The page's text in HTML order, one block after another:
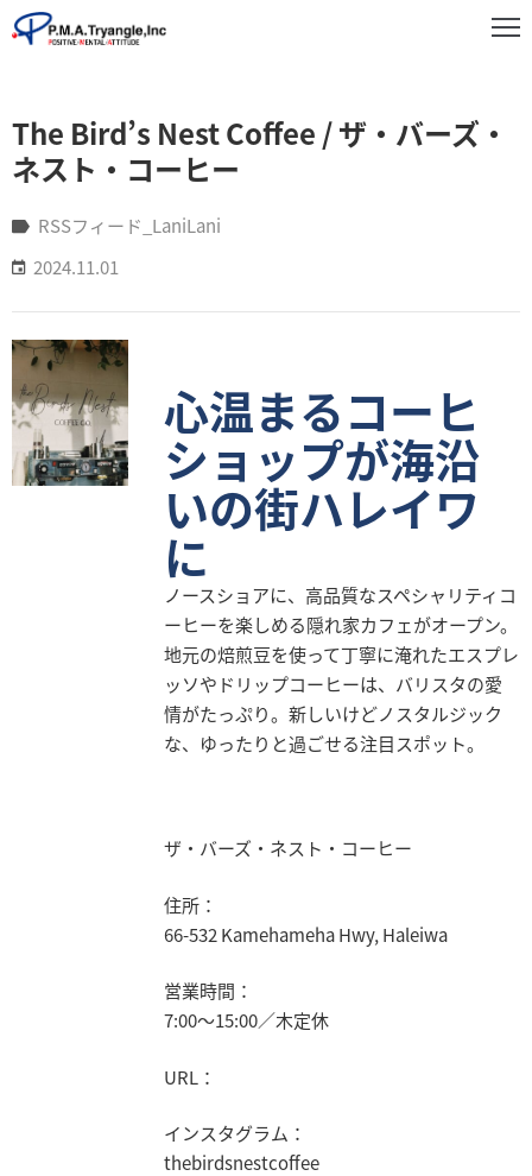
The Bird’s Nest Coffee / ザ・バーズ・
ネスト・コーヒー
RSSフィード_LaniLani
2024.11.01
心温まるコーヒ
ショップが海沿
いの街ハレイワ
に
ノースショアに、高品質なスペシャリティコ
ーヒーを楽しめる隠れ家カフェがオープン。
地元の焙煎豆を使って丁寧に淹れたエスプレ
ッソやドリップコーヒーは、バリスタの愛
情がたっぷり。新しいけどノスタルジック
な、ゆったりと過ごせる注目スポット。
ザ・バーズ・ネスト・コーヒー
住所：
66-532 Kamehameha Hwy, Haleiwa
営業時間：
7:00～15:00／木定休
URL：
インスタグラム：
thebirdsnestcoffee